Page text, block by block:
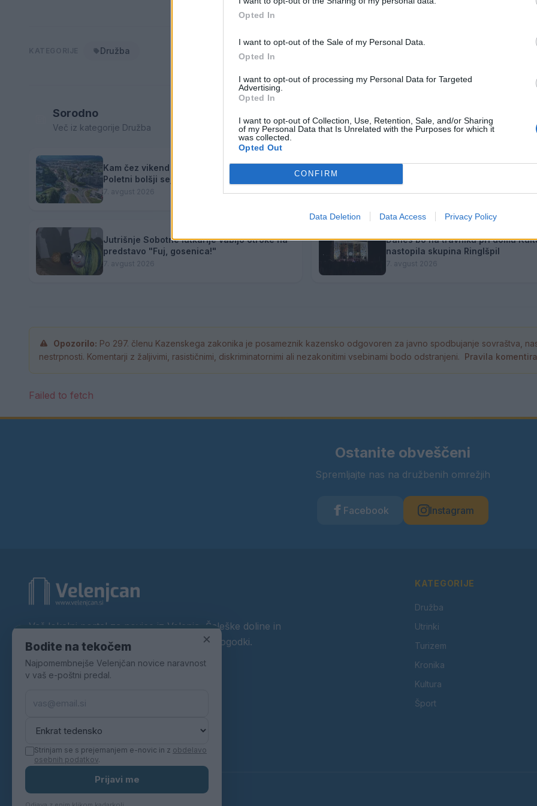
Opted In
I want to opt-out of the Sale of my Personal Data.
Opted In
I want to opt-out of processing my Personal Data for Targeted
Advertising.
Opted In
I want to opt-out of Collection, Use, Retention, Sale, and/or Sharing
of my Personal Data that Is Unrelated with the Purposes for which it
was collected.
Opted Out
CONFIRM
Data Deletion Data Access Privacy Policy
Družba
Sorodno
Več iz kategorije Družba
Kam čez vikend v Velenju: K obisku vabi
Poletni bolšji sejem
7. avgust 2026
Dež bo prekinil vročinski val, a le
7. avgust 2026
Jutrišnje Sobotne lutkarije vabijo otroke na
predstavo "Fuj, gosenica!"
7. avgust 2026
Danes bo na travniku pri domu
nastopila skupina Ringlšpil
7. avgust 2026
Opozorilo: Po 297. členu Kazenskega zakonika je posameznik kazensko odgovoren za javno spodbujanje sovraštva,
nestrpnosti. Komentarji z žaljivimi, rasističnimi, diskriminatornimi ali nezakonitimi vsebinami bodo odstranjeni. Pravila
Failed to fetch
Ostanite obveščeni
Spremljajte nas na družbenih omrežjih
Facebook Instagram
Vaš lokalni portal za novice iz Velenja, Šaleške doline in
okolice. Aktualne novice, šport, kultura, dogodki.
Povezujemo Velenje.
KATEGORIJE
Družba
Utrinki
Turizem
Kronika
Kultura
Šport
×
Bodite na tekočem
Najpomembnejše Velenjčan novice naravnost
v vaš e-poštni predal.
Strinjam se s prejemanjem e-novic in z obdelavo
osebnih podatkov.
Prijavi me